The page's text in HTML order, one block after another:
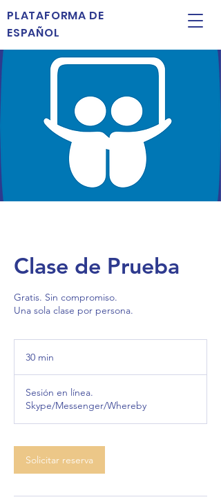
PLATAFORMA DE
ESPAÑOL
Clase de Prueba
Gratis. Sin compromiso.
Una sola clase por persona.
30 min
m
i
n
Sesión en línea.
Skype/Messenger/Whereby
Solicitar reserva